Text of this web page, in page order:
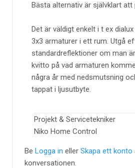
Bästa alternativ är självklart att
Det är väldigt enkelt i t ex
3x3 armaturer i ett rum. Utgå
standardreflektioner om man
kvitto på vad armaturen
några år med nedsmutsning
tappat i ljusutbyte.
Projekt & Servicetekniker
Niko Home Control
Be Logga in eller Skapa ett konto
konversationen.